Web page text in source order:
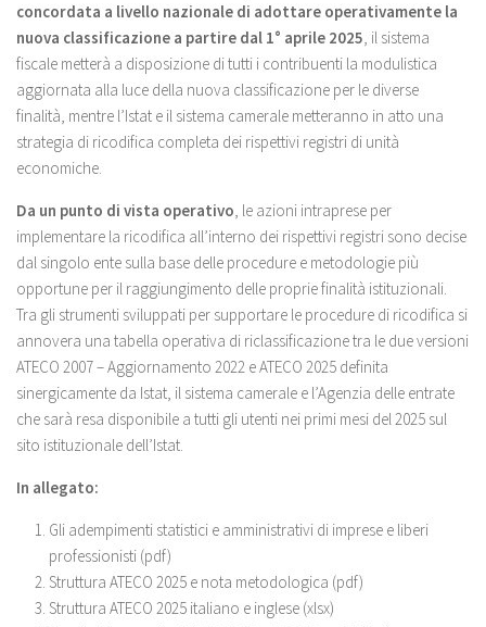
concordata a livello nazionale di adottare operativamente la
nuova classificazione a partire dal 1° aprile 2025, il sistema
fiscale metterà a disposizione di tutti i contribuenti la modulistica
aggiornata alla luce della nuova classificazione per le diverse
finalità, mentre l’Istat e il sistema camerale metteranno in atto una
strategia di ricodifica completa dei rispettivi registri di unità
economiche.
Da un punto di vista operativo, le azioni intraprese per
implementare la ricodifica all’interno dei rispettivi registri sono decise
dal singolo ente sulla base delle procedure e metodologie più
opportune per il raggiungimento delle proprie finalità istituzionali.
Tra gli strumenti sviluppati per supportare le procedure di ricodifica si
annovera una tabella operativa di riclassificazione tra le due versioni
ATECO 2007 – Aggiornamento 2022 e ATECO 2025 definita
sinergicamente da Istat, il sistema camerale e l’Agenzia delle entrate
che sarà resa disponibile a tutti gli utenti nei primi mesi del 2025 sul
sito istituzionale dell’Istat.
In allegato:
Gli adempimenti statistici e amministrativi di imprese e liberi
professionisti (pdf)
Struttura ATECO 2025 e nota metodologica (pdf)
Struttura ATECO 2025 italiano e inglese (xlsx)